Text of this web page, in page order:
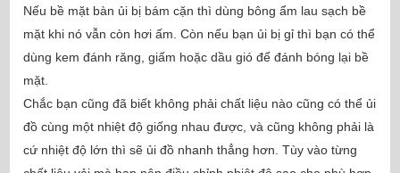
Nếu bề mặt bàn ủi bị bám cặn thì dùng bông ẩm lau sạch bề
mặt khi nó vẫn còn hơi ấm. Còn nếu bạn ủi bị gỉ thì bạn có thể
dùng kem đánh răng, giấm hoặc dầu gió để đánh bóng lại bề
mặt.
Chắc bạn cũng đã biết không phải chất liệu nào cũng có thể ủi
đồ cùng một nhiệt độ giống nhau được, và cũng không phải là
cứ nhiệt độ lớn thì sẽ ủi đồ nhanh thẳng hơn. Tùy vào từng